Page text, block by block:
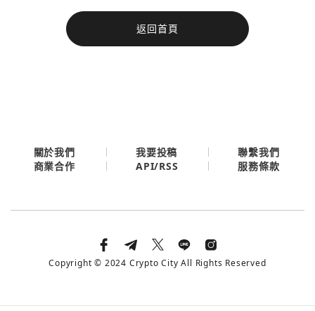
返回首頁
今日熱門
今日熱門
關於我們 我要投稿
聯繫我們
商業合作
API/RSS 服務條款
Copyright © 2024 Crypto City All Rights Reserved